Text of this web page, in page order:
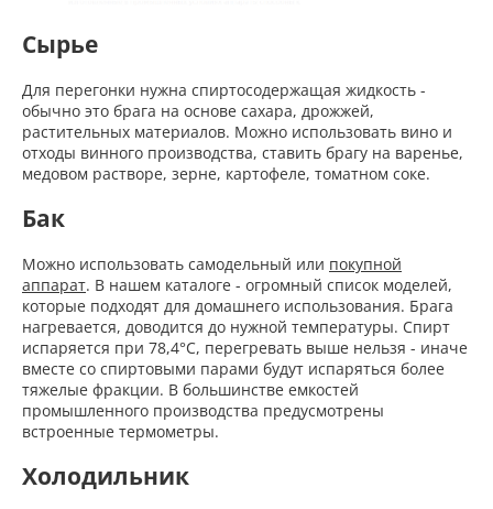
Сырье
Для перегонки нужна спиртосодержащая жидкость -
обычно это брага на основе сахара, дрожжей,
растительных материалов. Можно использовать вино и
отходы винного производства, ставить брагу на варенье,
медовом растворе, зерне, картофеле, томатном соке.
Бак
Можно использовать самодельный или покупной
аппарат. В нашем каталоге - огромный список моделей,
которые подходят для домашнего использования. Брага
нагревается, доводится до нужной температуры. Спирт
испаряется при 78,4°С, перегревать выше нельзя - иначе
вместе со спиртовыми парами будут испаряться более
тяжелые фракции. В большинстве емкостей
промышленного производства предусмотрены
встроенные термометры.
Холодильник